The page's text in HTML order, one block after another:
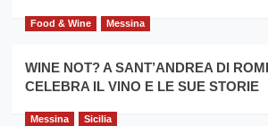
duro
siciliano
consecutivo
Caruso
Food & Wine Messina
WINE NOT? A SANT’ANDREA DI
CELEBRA IL VINO E LE SUE STORIE
Messina Sicilia